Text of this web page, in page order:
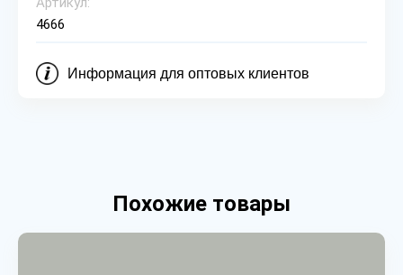
4666
Информация для оптовых клиентов
Похожие товары